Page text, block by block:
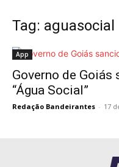
Tag: aguasocial
App
Governo de Goiás
“Água Social”
Redação Bandeirantes - 17